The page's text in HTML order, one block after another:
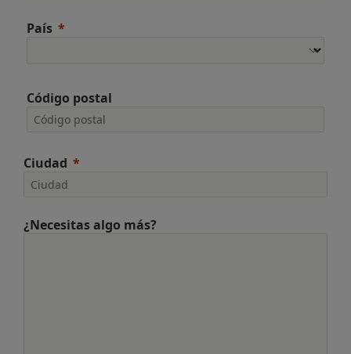
País
Código postal
Ciudad
¿Necesitas algo más?